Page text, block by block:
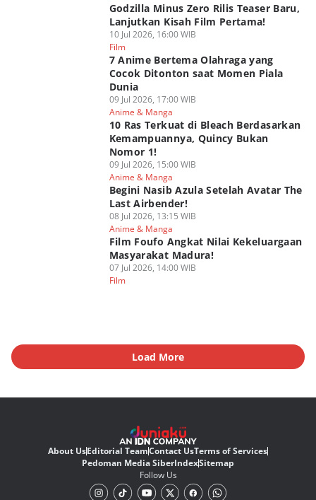
Godzilla Minus Zero Rilis Teaser Baru,
Lanjutkan Kisah Film Pertama!
10 Jul 2026, 16:00 WIB
Film
7 Anime Bertema Olahraga yang
Cocok Ditonton saat Momen Piala
Dunia
09 Jul 2026, 17:00 WIB
Anime & Manga
10 Ras Terkuat di Bleach Berdasarkan
Kemampuannya, Quincy Bukan
Nomor 1!
09 Jul 2026, 15:00 WIB
Anime & Manga
Begini Nasib Azula Setelah Avatar The
Last Airbender!
08 Jul 2026, 13:15 WIB
Anime & Manga
Film Foufo Angkat Nilai Kekeluargaan
Masyarakat Madura!
07 Jul 2026, 14:00 WIB
Film
Load More
About UsEditorial TeamContact UsTerms of Services
Pedoman Media SiberIndexSitemap
Follow Us